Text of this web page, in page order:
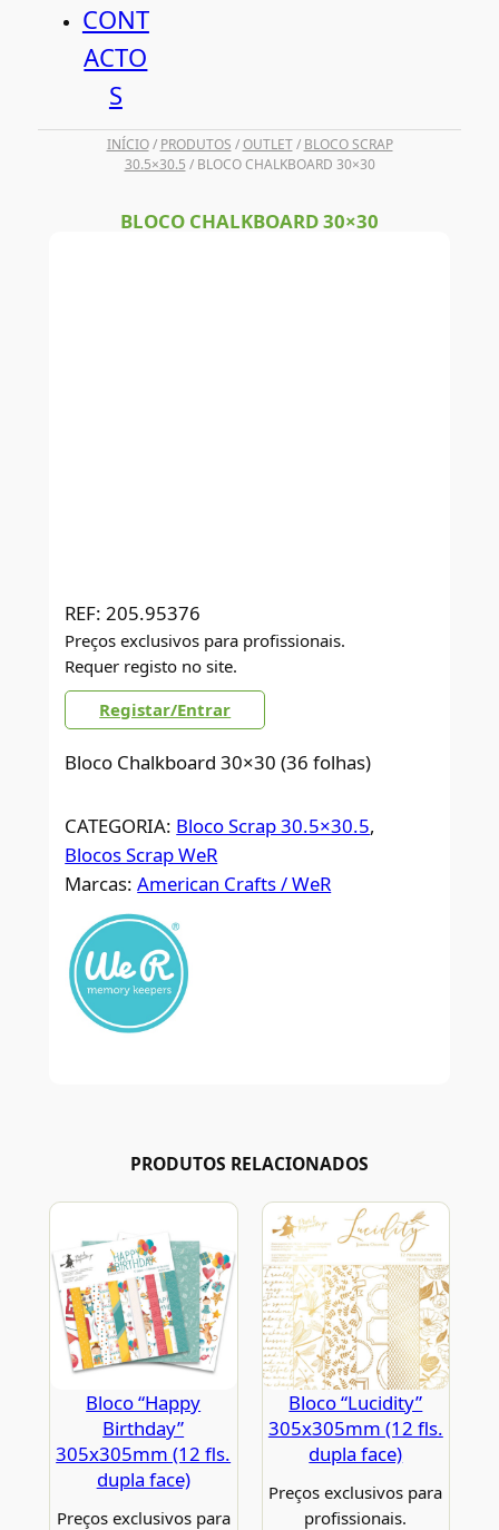
CONT
ACTO
S
INÍCIO/ PRODUTOS /OUTLET/ BLOCO SCRAP
30.5×30.5 / BLOCO CHALKBOARD 30×30
BLOCO CHALKBOARD 30×30
REF: 205.95376
Preços exclusivos para profissionais.
Requer registo no site.
Registar/Entrar
Bloco Chalkboard 30×30 (36 folhas)
CATEGORIA: Bloco Scrap 30.5×30.5
Blocos Scrap WeR
Marcas:American Crafts / WeR
PRODUTOS RELACIONADOS
Bloco “Happy
Birthday”
305x305mm (12 fls.
dupla face)
Preços exclusivos para
Bloco “Lucidity”
305x305mm (12 fls.
dupla face)
Preços exclusivos para
profissionais.